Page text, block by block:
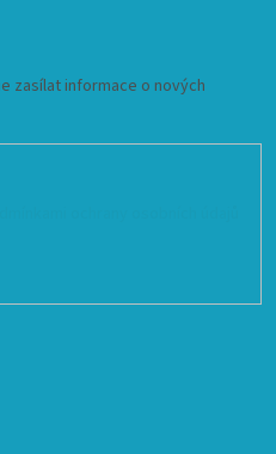
zasílat informace o nových